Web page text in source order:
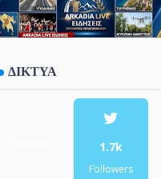
ΔΙΚΤΥΑ
1.7k
Followers